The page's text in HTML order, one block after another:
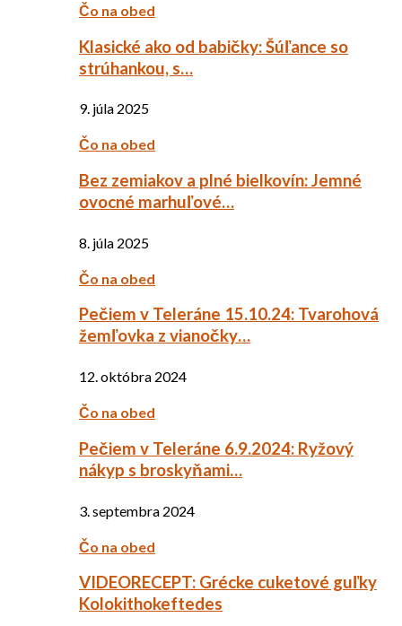
Čo na obed
Klasické ako od babičky: Šúľance so
strúhankou, s…
9. júla 2025
Čo na obed
Bez zemiakov a plné bielkovín: Jemné
ovocné marhuľové…
8. júla 2025
Čo na obed
Pečiem v Teleráne 15.10.24: Tvarohová
žemľovka z vianočky…
12. októbra 2024
Čo na obed
Pečiem v Teleráne 6.9.2024: Ryžový
nákyp s broskyňami…
3. septembra 2024
Čo na obed
VIDEORECEPT: Grécke cuketové guľky
Kolokithokeftedes